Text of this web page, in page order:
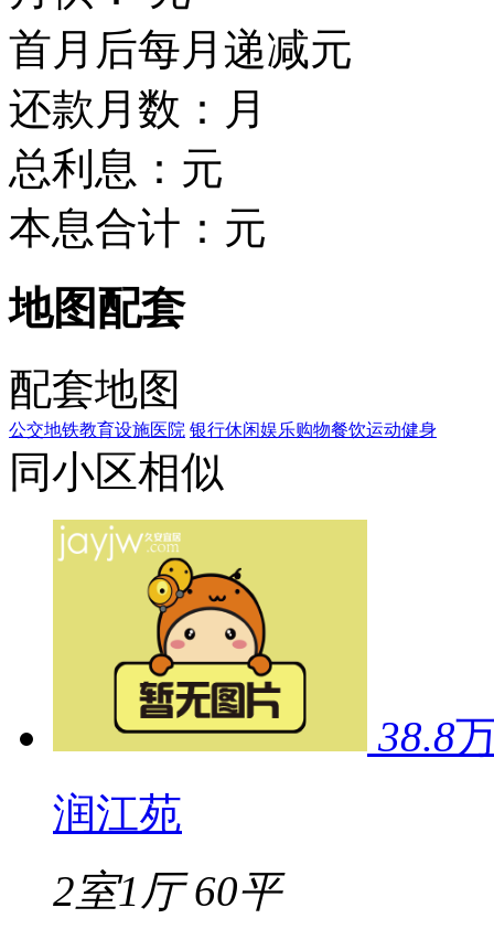
首月后每月递减元
还款月数： 月
总利息： 元
本息合计： 元
地图配套
配套地图
公交地铁教育设施医院 银行休闲娱乐购物餐饮运动健身
同小区相似
38.8
润江苑
2室1厅 60平